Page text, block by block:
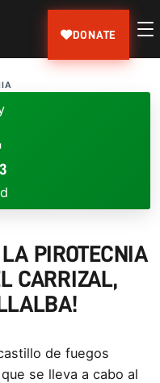
DONATE
LA PIROTECNIA
CARRIZAL,
de fuegos
se lleva a cabo al